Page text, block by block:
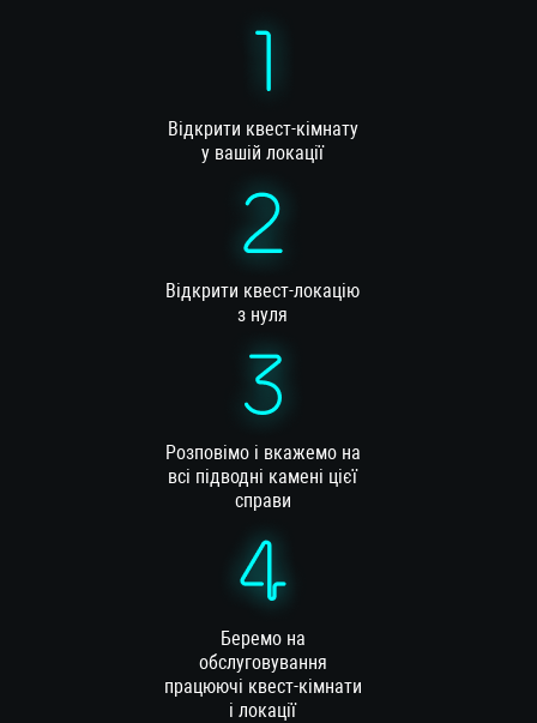
Відкрити квест-кімнату
у вашій локації
Відкрити квест-локацію
з нуля
Розповімо і вкажемо на
всі підводні камені цієї
справи
Беремо на
обслуговування
працюючі квест-кімнати
і локації